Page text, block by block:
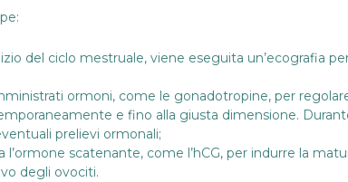
del ciclo mestruale, viene eseguita un’ecografia
ormoni, come le gonadotropine, per
e fino alla giusta dimensione.
prelievi ormonali;
l’ormone scatenante, come l’hCG, per indurre la
degli ovociti.